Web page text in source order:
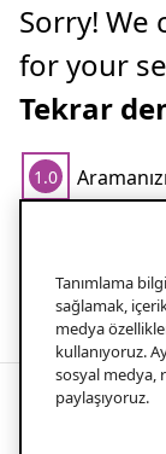
Sorry!
for your
Tekrar
1.0
Popüler
Tanımlama
sağlamak,
medya
kullanıyoruz.
sosyal medya,
paylaşıyoruz.